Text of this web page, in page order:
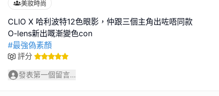
美妝時尚
CLIO X 哈利波特12色眼影，仲跟三個主角出咗唔同款
#最強偽素顏
評分
發表第一個留言...